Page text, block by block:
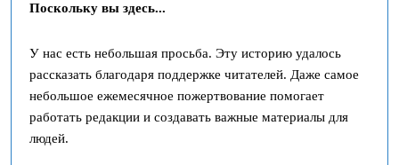
Поскольку вы здесь...
У нас есть небольшая просьба. Эту историю удалось
рассказать благодаря поддержке читателей. Даже самое
небольшое ежемесячное пожертвование помогает
работать редакции и создавать важные материалы для
людей.